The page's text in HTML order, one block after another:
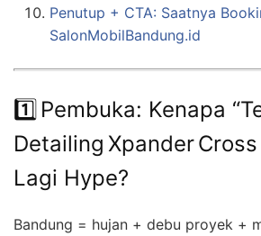
Penutup + CTA: Saatnya
SalonMobilBandung.id
1️⃣ Pembuka: Kenapa
Detailing Xpander Cross
Lagi Hype?
Bandung = hujan + debu proyek +